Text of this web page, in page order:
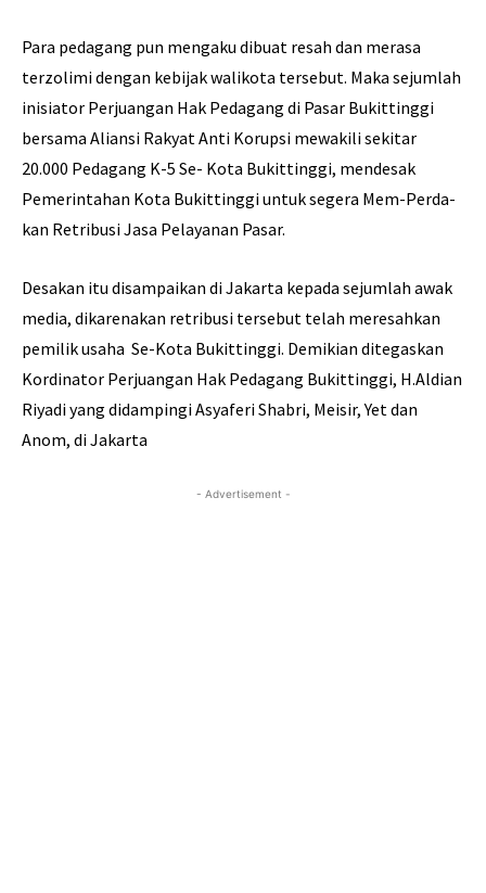
Para pedagang pun mengaku dibuat resah dan merasa
terzolimi dengan kebijak walikota tersebut. Maka sejumlah
inisiator Perjuangan Hak Pedagang di Pasar Bukittinggi
bersama Aliansi Rakyat Anti Korupsi mewakili sekitar
20.000 Pedagang K-5 Se- Kota Bukittinggi, mendesak
Pemerintahan Kota Bukittinggi untuk segera Mem-Perda-
kan Retribusi Jasa Pelayanan Pasar.
Desakan itu disampaikan di Jakarta kepada sejumlah awak
media, dikarenakan retribusi tersebut telah meresahkan
pemilik usaha Se-Kota Bukittinggi. Demikian ditegaskan
Kordinator Perjuangan Hak Pedagang Bukittinggi, H.Aldian
Riyadi yang didampingi Asyaferi Shabri, Meisir, Yet dan
Anom, di Jakarta
- Advertisement -